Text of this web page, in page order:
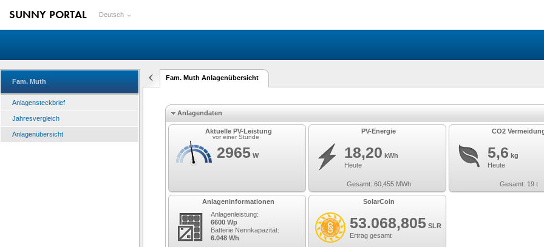
SUNNY PORTAL Deutsch
Fam. Muth
Anlagensteckbrief
Jahresvergleich
Anlagenübersicht
Fam. Muth Anlagenübersicht
Anlagendaten
Aktuelle PV-Leistung
vor einer Stunde
2965 W
PV-Energie
18,20 kWh
Heute
Gesamt: 60,455 MWh
CO2
5,6 kg
Heute
Gesamt: 19 t
Anlageninformationen
Anlagenleistung:
6600 Wp
Batterie Nennkapazität:
6.048 Wh
SolarCoin
53.068,805 SLR
Ertrag gesamt